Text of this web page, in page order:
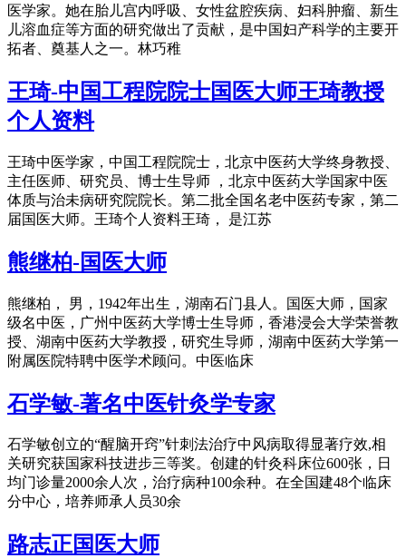
医学家。她在胎儿宫内呼吸、女性盆腔疾病、妇科肿瘤、新生
儿溶血症等方面的研究做出了贡献，是中国妇产科学的主要开
拓者、奠基人之一。林巧稚
王琦-中国工程院院士国医大师王琦教授
个人资料
王琦中医学家，中国工程院院士，北京中医药大学终身教授、
主任医师、研究员、博士生导师 ，北京中医药大学国家中医
体质与治未病研究院院长。第二批全国名老中医药专家，第二
届国医大师。王琦个人资料王琦， 是江苏
熊继柏-国医大师
熊继柏， 男，1942年出生，湖南石门县人。国医大师，国家
级名中医，广州中医药大学博士生导师，香港浸会大学荣誉教
授、湖南中医药大学教授，研究生导师，湖南中医药大学第一
附属医院特聘中医学术顾问。中医临床
石学敏-著名中医针灸学专家
石学敏创立的“醒脑开窍”针刺法治疗中风病取得显著疗效,相
关研究获国家科技进步三等奖。创建的针灸科床位600张，日
均门诊量2000余人次，治疗病种100余种。在全国建48个临床
分中心，培养师承人员30余
路志正国医大师